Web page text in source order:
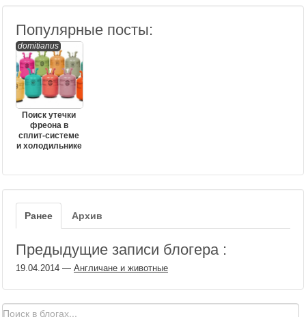
Популярные посты:
domitianus
Поиск утечки
фреона в
сплит-системе
и холодильнике
Ранее Архив
Предыдущие записи блогера :
19.04.2014 — Англичане и животные